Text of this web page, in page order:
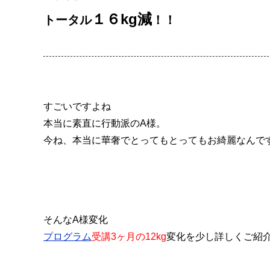
トータル１６kg減 ！！
すごいですよね
本当に素直に行動派のA様。
今ね、本当に華奢でとってもとってもお綺麗なんで
そんなA様変化
プログラム受講3ヶ月の12kg変化を少し詳しくご紹